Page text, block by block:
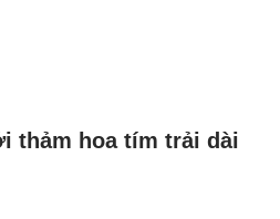
thảm hoa tím trải dài